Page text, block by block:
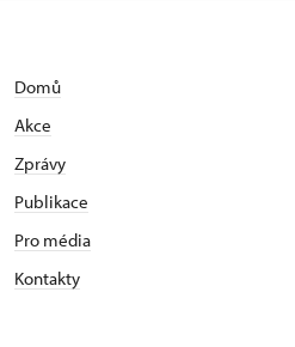
Domů
Akce
Zprávy
Publikace
Pro média
Kontakty